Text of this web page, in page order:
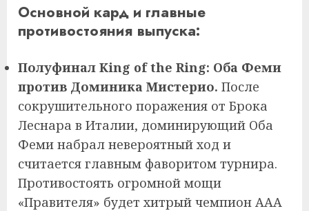
Основной кард и главные
противостояния выпуска:
Полуфинал King of the Ring: Оба Феми
против Доминика Мистерио. После
сокрушительного поражения от Брока
Леснара в Италии, доминирующий Оба
Феми набрал невероятный ход и
считается главным фаворитом турнира.
Противостоять огромной мощи
«Правителя» будет хитрый чемпион AAA